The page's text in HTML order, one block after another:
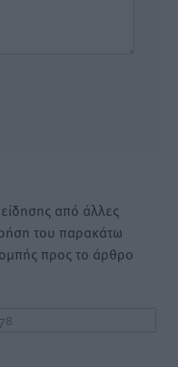
από άλλες
του παρακάτω
προς το άρθρο